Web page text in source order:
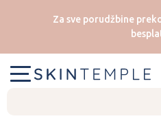
Za sve porudžbine